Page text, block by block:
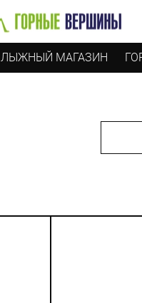
ЛЫЖНЫЙ МАГАЗИН